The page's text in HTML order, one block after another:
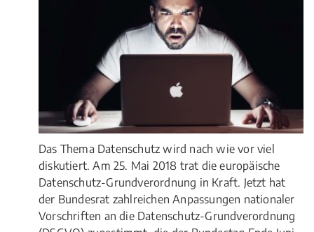
Das Thema Datenschutz wird nach wie vor viel
diskutiert. Am 25. Mai 2018 trat die europäische
Datenschutz-Grundverordnung in Kraft. Jetzt hat
der Bundesrat zahlreichen Anpassungen nationaler
Vorschriften an die Datenschutz-Grundverordnung